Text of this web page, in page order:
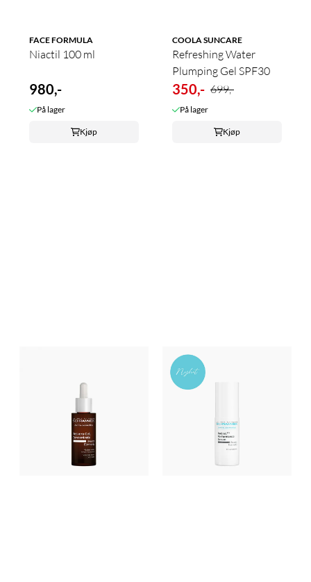
FACE FORMULA
Niactil 100 ml
980,-
På lager
Kjøp
COOLA SUNCARE
Refreshing Water
Plumping Gel SPF30
350,- 699,-
På lager
Kjøp